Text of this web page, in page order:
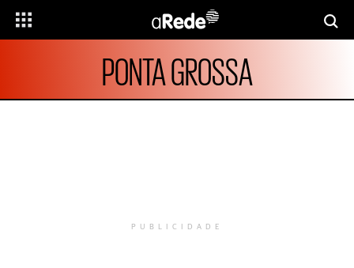
PONTA GROSSA
PUBLICIDADE